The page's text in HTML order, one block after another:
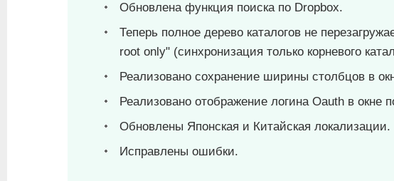
Обновлена функция поиска по Dropbox.
Теперь полное дерево каталогов не
root only" (синхронизация только корневого
Реализовано сохранение ширины столбцов в
Реализовано отображение логина Oauth в окне
Обновлены Японская и Китайская локализации.
Исправлены ошибки.